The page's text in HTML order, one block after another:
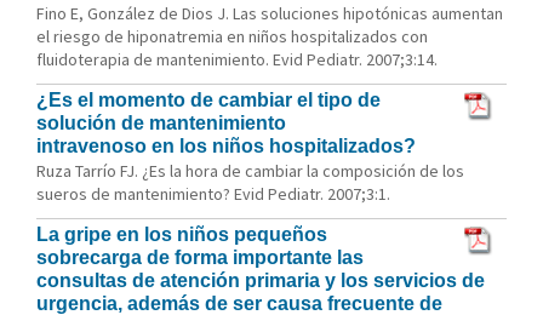
Fino E, González de Dios J. Las soluciones hipotónicas aumentan
el riesgo de hiponatremia en niños hospitalizados con
fluidoterapia de mantenimiento. Evid Pediatr. 2007;3:14.
¿Es el momento de cambiar el tipo de
solución de mantenimiento
intravenoso en los niños hospitalizados?
Ruza Tarrío FJ. ¿Es la hora de cambiar la composición de los
sueros de mantenimiento? Evid Pediatr. 2007;3:1.
La gripe en los niños pequeños
sobrecarga de forma importante las
consultas de atención primaria y los servicios de
urgencia, además de ser causa frecuente de